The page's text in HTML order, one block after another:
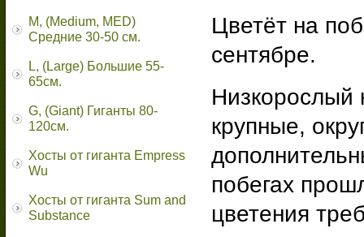
M, (Medium, MED)
Средние 30-50 см.
L, (Large) Большие 55-
65cм.
G, (Giant) Гиганты 80-
120см.
Хосты от гиганта Empress
Wu
Хосты от гиганта Sum and
Substance
Цветёт на
сентябре.
Низкорослый
крупные,
побегах
цветения